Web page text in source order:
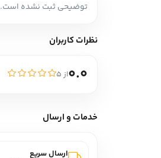
زبان شناسی
توضیحی ثبت نشده است.
نظرات کاربران
0.0از ۵
خدمات و ارسال
ارسال سریع